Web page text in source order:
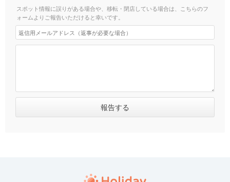
スポット情報に誤りがある場合や、移転・閉店している場合は、こちらのフ
ォームよりご報告いただけると幸いです。